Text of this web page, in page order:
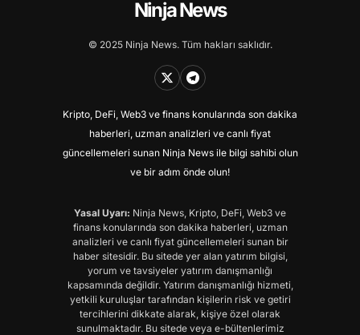
Ninja News
© 2025 Ninja News. Tüm hakları saklıdır.
Kripto, DeFi, Web3 ve finans konularında son dakika
haberleri, uzman analizleri ve canlı fiyat
güncellemeleri sunan Ninja News ile bilgi sahibi olun
ve bir adım önde olun!
Yasal Uyarı: Ninja News, Kripto, DeFi, Web3 ve
finans konularında son dakika haberleri, uzman
analizleri ve canlı fiyat güncellemeleri sunan bir
haber sitesidir. Bu sitede yer alan yatırım bilgisi,
yorum ve tavsiyeler yatırım danışmanlığı
kapsamında değildir. Yatırım danışmanlığı hizmeti,
yetkili kuruluşlar tarafından kişilerin risk ve getiri
tercihlerini dikkate alarak, kişiye özel olarak
sunulmaktadır. Bu sitede veya e-bültenlerimiz